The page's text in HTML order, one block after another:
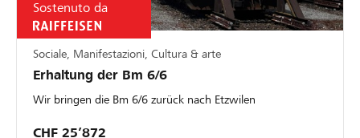
Sostenuto da
Sociale, Manifestazioni, Cultura & arte
Erhaltung der Bm 6/6
Wir bringen die Bm 6/6 zurück nach Etzwilen
CHF 25’872